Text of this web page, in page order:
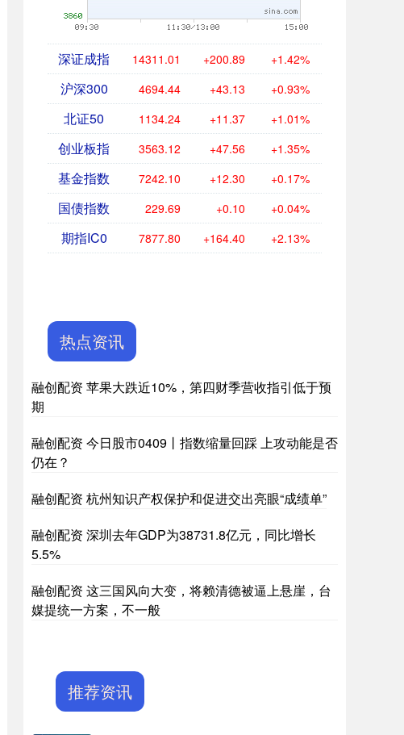
深证成指 14311.01 +200.89 +1.42%
沪深300 4694.44 +43.13 +0.93%
北证50 1134.24 +11.37 +1.01%
创业板指 3563.12 +47.56 +1.35%
基金指数 7242.10 +12.30 +0.17%
国债指数 229.69 +0.10 +0.04%
期指IC0 7877.80 +164.40 +2.13%
热点资讯
融创配资 苹果大跌近10%，第四财季营收指引低于预
期
融创配资 今日股市0409丨指数缩量回踩 上攻动能是否
仍在？
融创配资 杭州知识产权保护和促进交出亮眼“成绩单”
融创配资 深圳去年GDP为38731.8亿元，同比增长
5.5%
融创配资 这三国风向大变，将赖清德被逼上悬崖，台
媒提统一方案，不一般
推荐资讯